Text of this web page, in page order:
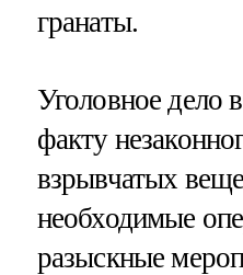
гранаты.
Уголовное дело
факту
взрывчатых
необходимые
разыскные